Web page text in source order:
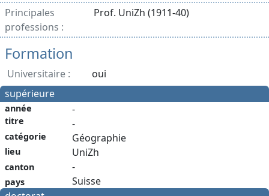
Principales
professions :
Prof. UniZh (1911-40)
Formation
Universitaire :
oui
supérieure
année
titre
catégorie
lieu
canton
pays
-
-
Géographie
UniZh
-
Suisse